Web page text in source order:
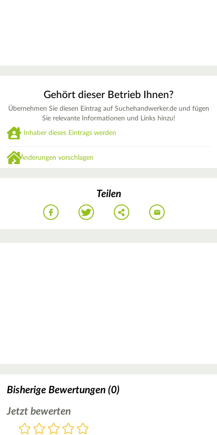
Gehört dieser Betrieb Ihnen?
Übernehmen Sie diesen Eintrag auf Suchehandwerker.de und fügen
Sie relevante Informationen und Links hinzu!
Inhaber dieses Eintrags werden
Änderungen vorschlagen
Teilen
Bisherige Bewertungen (0)
Jetzt bewerten
Bewertung
5
4
3
2
1